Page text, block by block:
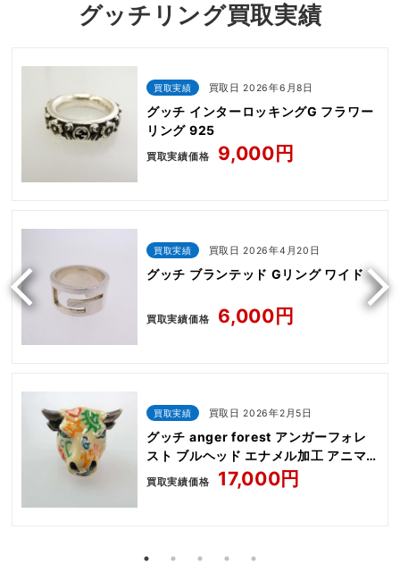
グッチリング買取実績
買取実績 買取日 2026年6月8日
グッチ インターロッキングG フラワー
リング 925
買取実績価格 9,000円
買取実績 買取日 2026年4月20日
グッチ ブランテッド Gリング ワイド
買取実績価格 6,000円
買取実績 買取日 2026年2月5日
グッチ anger forest アンガーフォレ
スト ブルヘッド エナメル加工 アニマ
ル リング
買取実績価格 17,000円